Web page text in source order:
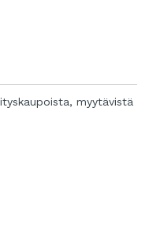
myytävistä